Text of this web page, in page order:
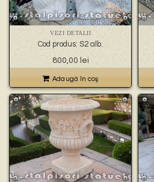
VEZI DETALII
Cod produs: S2 alb.
800,00 lei
Adaugă în coş